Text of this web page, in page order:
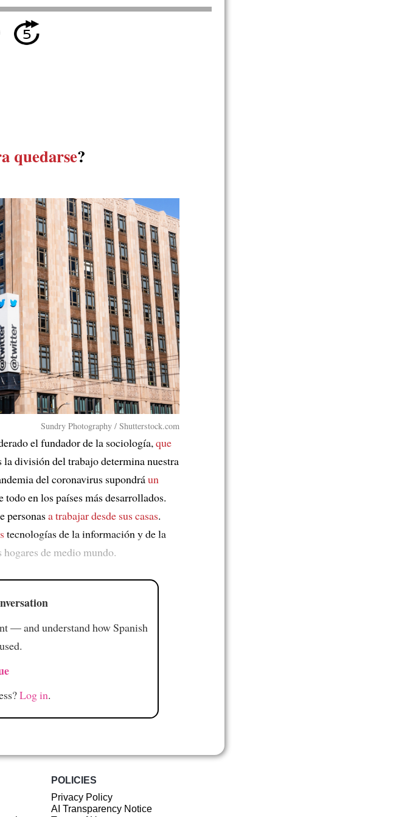
quedarse?
Sundry Photography / Shutterstock.com
el fundador de la sociología, que
la división del trabajo determina nuestra
del coronavirus supondráun
todo en los países más desarrollados.
personasa trabajar desde sus casas.
tecnologías de la información y de la
de medio mundo.
— and understand how Spanish
Log in.
POLICIES
Privacy Policy
AI Transparency Notice